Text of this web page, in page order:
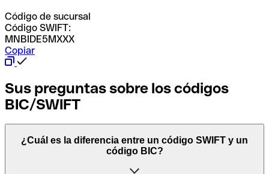
Código de sucursal
Código SWIFT:
MNBIDE5MXXX
Copiar
Sus preguntas sobre los códigos
BIC/SWIFT
¿Cuál es la diferencia entre un código SWIFT y un
código BIC?